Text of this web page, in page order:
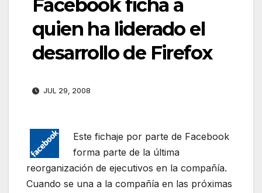
Facebook ficha a
quien ha liderado el
desarrollo de Firefox
JUL 29, 2008
Este fichaje por parte de Facebook
forma parte de la última
reorganización de ejecutivos en la compañía.
Cuando se una a la compañía en las próximas